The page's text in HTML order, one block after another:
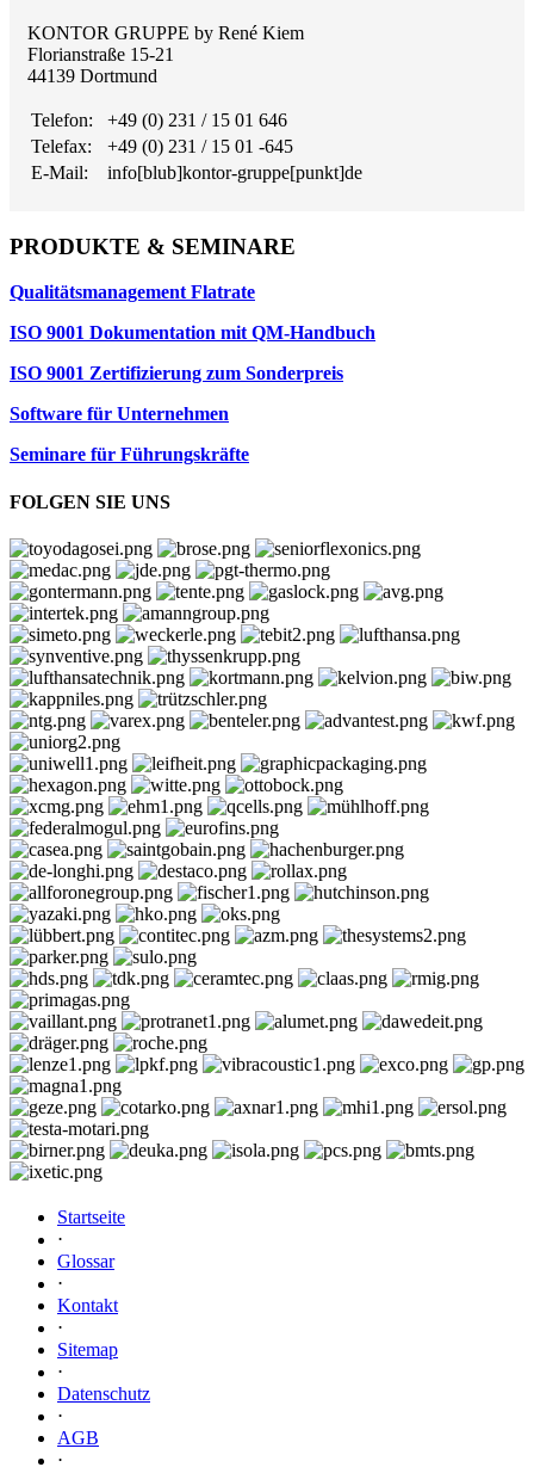
KONTOR GRUPPE by René Kiem
Florianstraße 15-21
44139 Dortmund
Telefon:
+49 (0) 231 / 15 01 646
Telefax:
+49 (0) 231 / 15 01 -645
E-Mail:
info[blub]kontor-gruppe[punkt]de
PRODUKTE & SEMINARE
Qualitätsmanagement Flatrate
ISO 9001 Dokumentation mit QM-Handbuch
ISO 9001 Zertifizierung zum Sonderpreis
Software für Unternehmen
Seminare für Führungskräfte
FOLGEN SIE UNS
Startseite
⋅
Glossar
⋅
Kontakt
⋅
Sitemap
⋅
Datenschutz
⋅
AGB
⋅